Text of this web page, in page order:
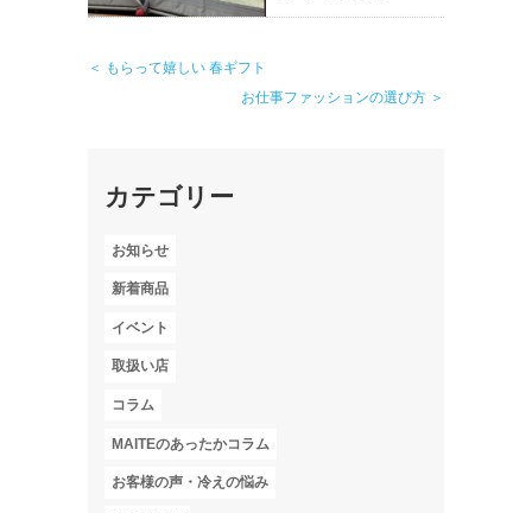
＜ もらって嬉しい 春ギフト
お仕事ファッションの選び方 ＞
カテゴリー
お知らせ
新着商品
イベント
取扱い店
コラム
MAITEのあったかコラム
お客様の声・冷えの悩み